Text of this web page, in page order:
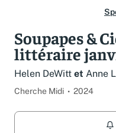
Soupapes &
littéraire
Helen DeWitt et Anne
Cherche Midi 2024